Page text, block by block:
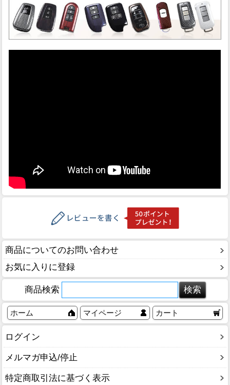
商品についてのお問い合わせ
お気に入りに登録
商品検索
ホーム マイページ カート
ログイン
メルマガ申込/停止
特定商取引法に基づく表示